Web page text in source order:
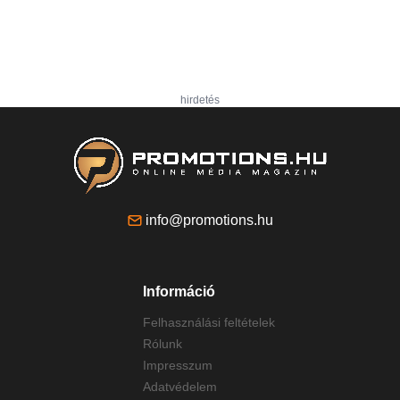
hirdetés
info@promotions.hu
Információ
Felhasználási feltételek
Rólunk
Impresszum
Adatvédelem